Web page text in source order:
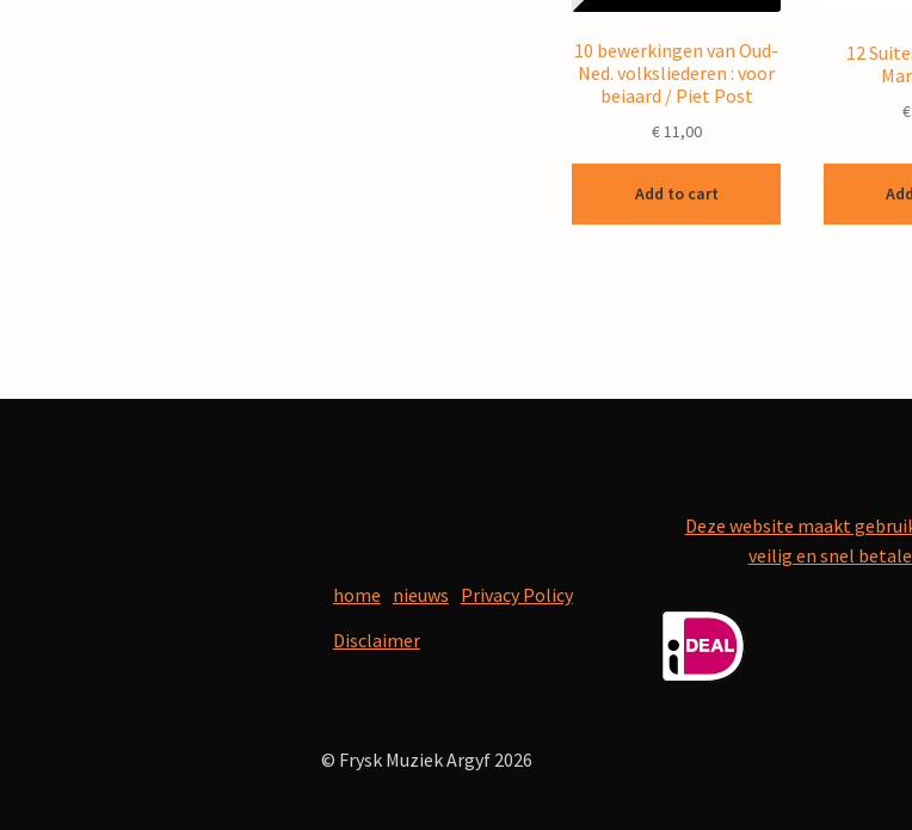
10 bewerkingen van Oud-
Ned. volksliederen : voor
beiaard / Piet Post
€11,00
Add to cart
12
€
home nieuws Privacy Policy
Disclaimer
Deze website maakt
veilig en snel
© Frysk Muziek Argyf 2026